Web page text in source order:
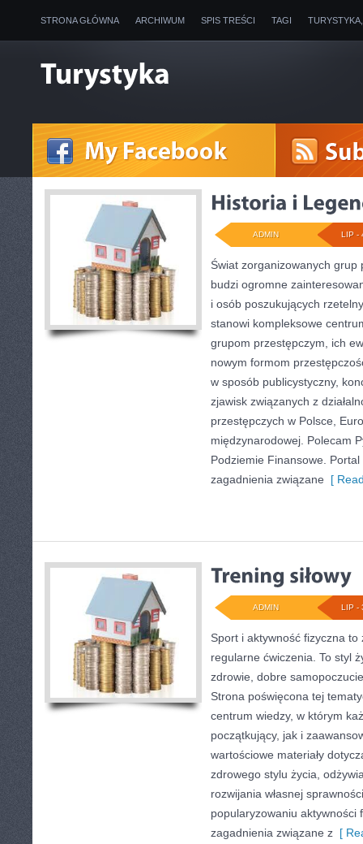
STRONA GŁÓWNA ARCHIWUM SPIS TREŚCI TAGI
LIP -
ADMIN
Świat zorganizowanych grup
budzi ogromne
i osób poszukujących
stanowi kompleksowe
grupom przestępczym, ich
nowym formom
w sposób publicystyczny,
zjawisk związanych z
przestępczych w Polsce,
międzynarodowej. Polecam
Podziemie Finansowe.
zagadnienia związane [
LIP -
ADMIN
Sport i aktywność fizyczna
regularne ćwiczenia. To styl
zdrowie, dobre
Strona poświęcona tej
centrum wiedzy, w którym
początkujący, jak i
wartościowe materiały
zdrowego stylu życia,
rozwijania własnej
popularyzowaniu aktywności
zagadnienia związane z [